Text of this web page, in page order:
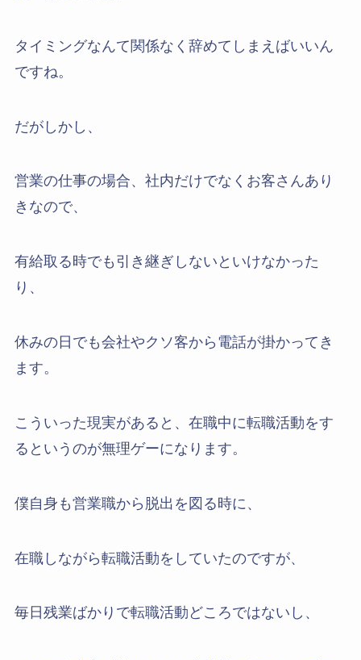
タイミングなんて関係なく辞めてしまえばいいん
ですね。
だがしかし、
営業の仕事の場合、社内だけでなくお客さんあり
きなので、
有給取る時でも引き継ぎしないといけなかった
り、
休みの日でも会社やクソ客から電話が掛かってき
ます。
こういった現実があると、在職中に転職活動をす
るというのが無理ゲーになります。
僕自身も営業職から脱出を図る時に、
在職しながら転職活動をしていたのですが、
毎日残業ばかりで転職活動どころではないし、